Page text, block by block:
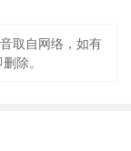
取自网络，如有
除。